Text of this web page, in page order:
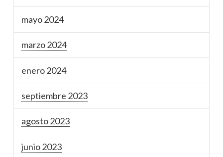
mayo 2024
marzo 2024
enero 2024
septiembre 2023
agosto 2023
junio 2023